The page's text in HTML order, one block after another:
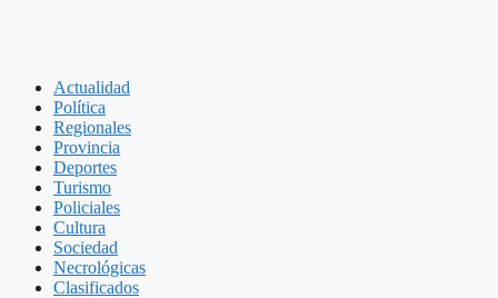
Actualidad
Política
Regionales
Provincia
Deportes
Turismo
Policiales
Cultura
Sociedad
Necrológicas
Clasificados